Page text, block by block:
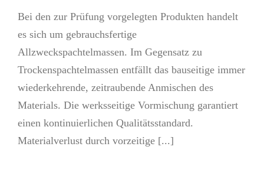
Bei den zur Prüfung vorgelegten Produkten handelt
es sich um gebrauchsfertige
Allzweckspachtelmassen. Im Gegensatz zu
Trockenspachtelmassen entfällt das bauseitige immer
wiederkehrende, zeitraubende Anmischen des
Materials. Die werksseitige Vormischung garantiert
einen kontinuierlichen Qualitätsstandard.
Materialverlust durch vorzeitige [...]